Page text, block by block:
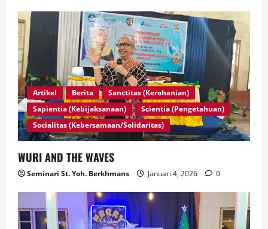
Artikel Berita
Sanctitas (Kerohanian)
Sapientia (Kebijaksanaan)
Scientia (Pengetahuan)
Socialitas (Kebersamaan/Solidaritas)
WURI AND THE WAVES
Seminari St. Yoh. Berkhmans Januari 4, 2026 0